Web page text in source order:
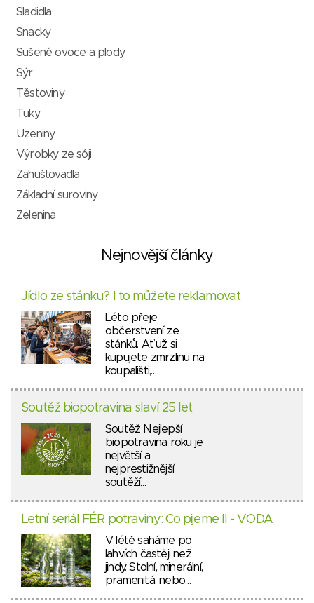
Sladidla
Snacky
Sušené ovoce a plody
Sýr
Těstoviny
Tuky
Uzeniny
Výrobky ze sóji
Zahušťovadla
Základní suroviny
Zelenina
Nejnovější články
Jídlo ze stánku? I to můžete reklamovat
Léto přeje
občerstvení ze
stánků. Ať už si
kupujete zmrzlinu na
koupališti,…
Soutěž biopotravina slaví 25 let
Soutěž Nejlepší
biopotravina roku je
největší a
nejprestižnější
soutěží…
Letní seriál FÉR potraviny: Co pijeme II - VODA
V létě saháme po
lahvích častěji než
jindy. Stolní, minerální,
pramenitá, nebo…